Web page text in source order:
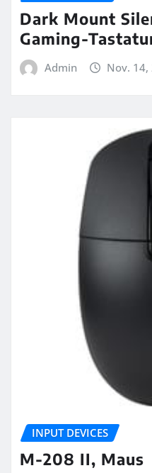
Dark Mount
Gaming-
Admin Nov. 14,
INPUT DEVICES
M-208 II, Maus